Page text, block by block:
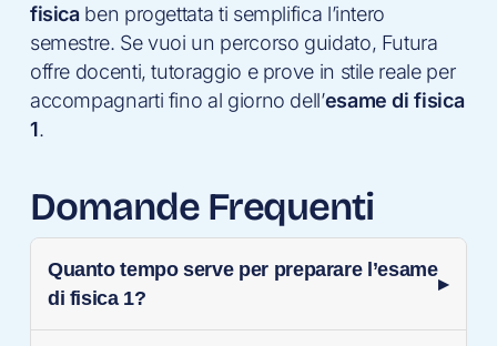
fisicaben progettata ti semplifica l’intero
semestre. Se vuoi un percorso guidato, Futura
offre docenti, tutoraggio e prove in stile reale per
accompagnarti fino al giorno dell’esame di fisica
1.
Domande Frequenti
Quanto tempo serve per preparare l’esame
di fisica 1?